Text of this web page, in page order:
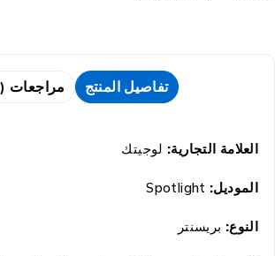
تفاصيل المنتج مراجعات (0)
العلامة التجارية:لوجيتك
الموديل:Spotlight
النوع:بريسنتر